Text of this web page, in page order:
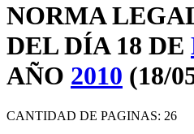
NORMA
DEL DÍA 18 DE
AÑO 2010 (18/
CANTIDAD DE PAGINAS: 26